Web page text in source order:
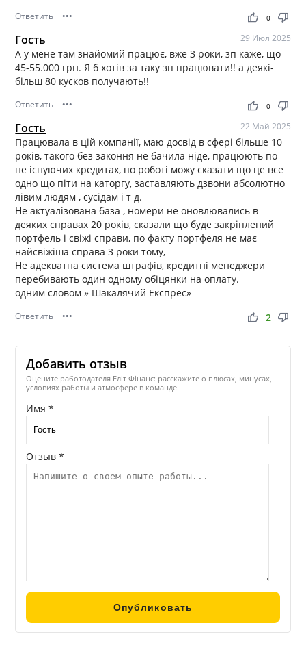
Ответить ••• thumb_up thumb_down
0
Гость 29 Июл 2025
А у мене там знайомий працює, вже 3 роки, зп каже, що
45-55.000 грн. Я б хотів за таку зп працювати!! а деякі-
більш 80 кусков получають!!
Ответить ••• thumb_up thumb_down
0
Гость 22 Май 2025
Працювала в цій компанії, маю досвід в сфері більше 10
років, такого без законня не бачила ніде, працюють по
не існуючих кредитах, по роботі можу сказати що це все
одно що піти на каторгу, заставляють дзвони абсолютно
лівим людям , сусідам і т д.
Не актуалізована база , номери не оновлювались в
деяких справах 20 років, сказали що буде закріплений
портфель і свіжі справи, по факту портфеля не має
найсвіжіша справа 3 роки тому,
Не адекватна система штрафів, кредитні менеджери
перебивають один одному обіцянки на оплату.
одним словом » Шакалячий Експрес»
Ответить ••• thumb_up thumb_down
2
Добавить отзыв
Оцените работодателя Еліт Фінанс: расскажите о плюсах, минусах,
условиях работы и атмосфере в команде.
Имя *
Отзыв *